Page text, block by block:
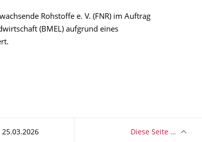
Rohstoffe e. V. (FNR) im Auftrag
(BMEL) aufgrund eines
Diese Seite …